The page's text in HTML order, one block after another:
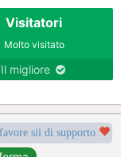
Visitatori
Molto visitato
Il migliore
sii di supporto